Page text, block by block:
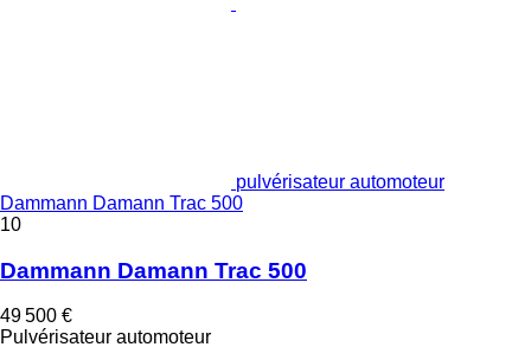
pulvérisateur automoteur
Dammann Damann Trac 500
10
Dammann Damann Trac 500
49 500 €
Pulvérisateur automoteur